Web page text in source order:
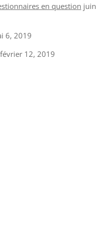
en question juin
6, 2019
février 12, 2019